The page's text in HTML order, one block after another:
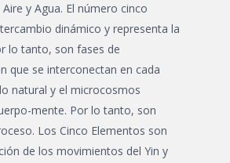
y Agua. El número cinco
dinámico y representa la
lo tanto, son fases de
que se interconectan en cada
natural y el microcosmos
mente. Por lo tanto, son
Los Cinco Elementos son
de los movimientos del Yin y